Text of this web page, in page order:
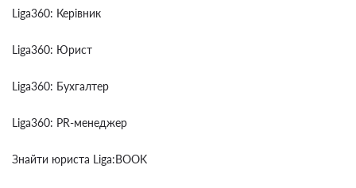
Liga360: Керівник
Liga360: Юрист
Liga360: Бухгалтер
Liga360: PR-менеджер
Знайти юриста Liga:BOOK